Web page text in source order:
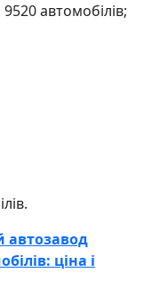
автомобілів;
автозавод
ціна і